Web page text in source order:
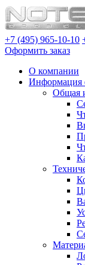
+7 (495) 965-10-10
Оформить заказ
О компании
Информация
Общая